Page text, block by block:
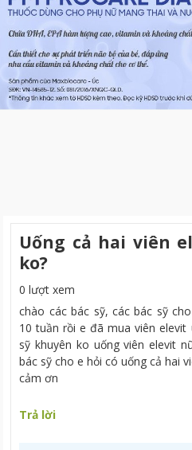
Uống cả hai viên
ko?
0 lượt xem
chào các bác sỹ, các bác sỹ
10 tuần rồi e đã mua viên
sỹ khuyên ko uống viên elevit
bác sỹ cho e hỏi có uống cả hai
cảm ơn
Trả lời